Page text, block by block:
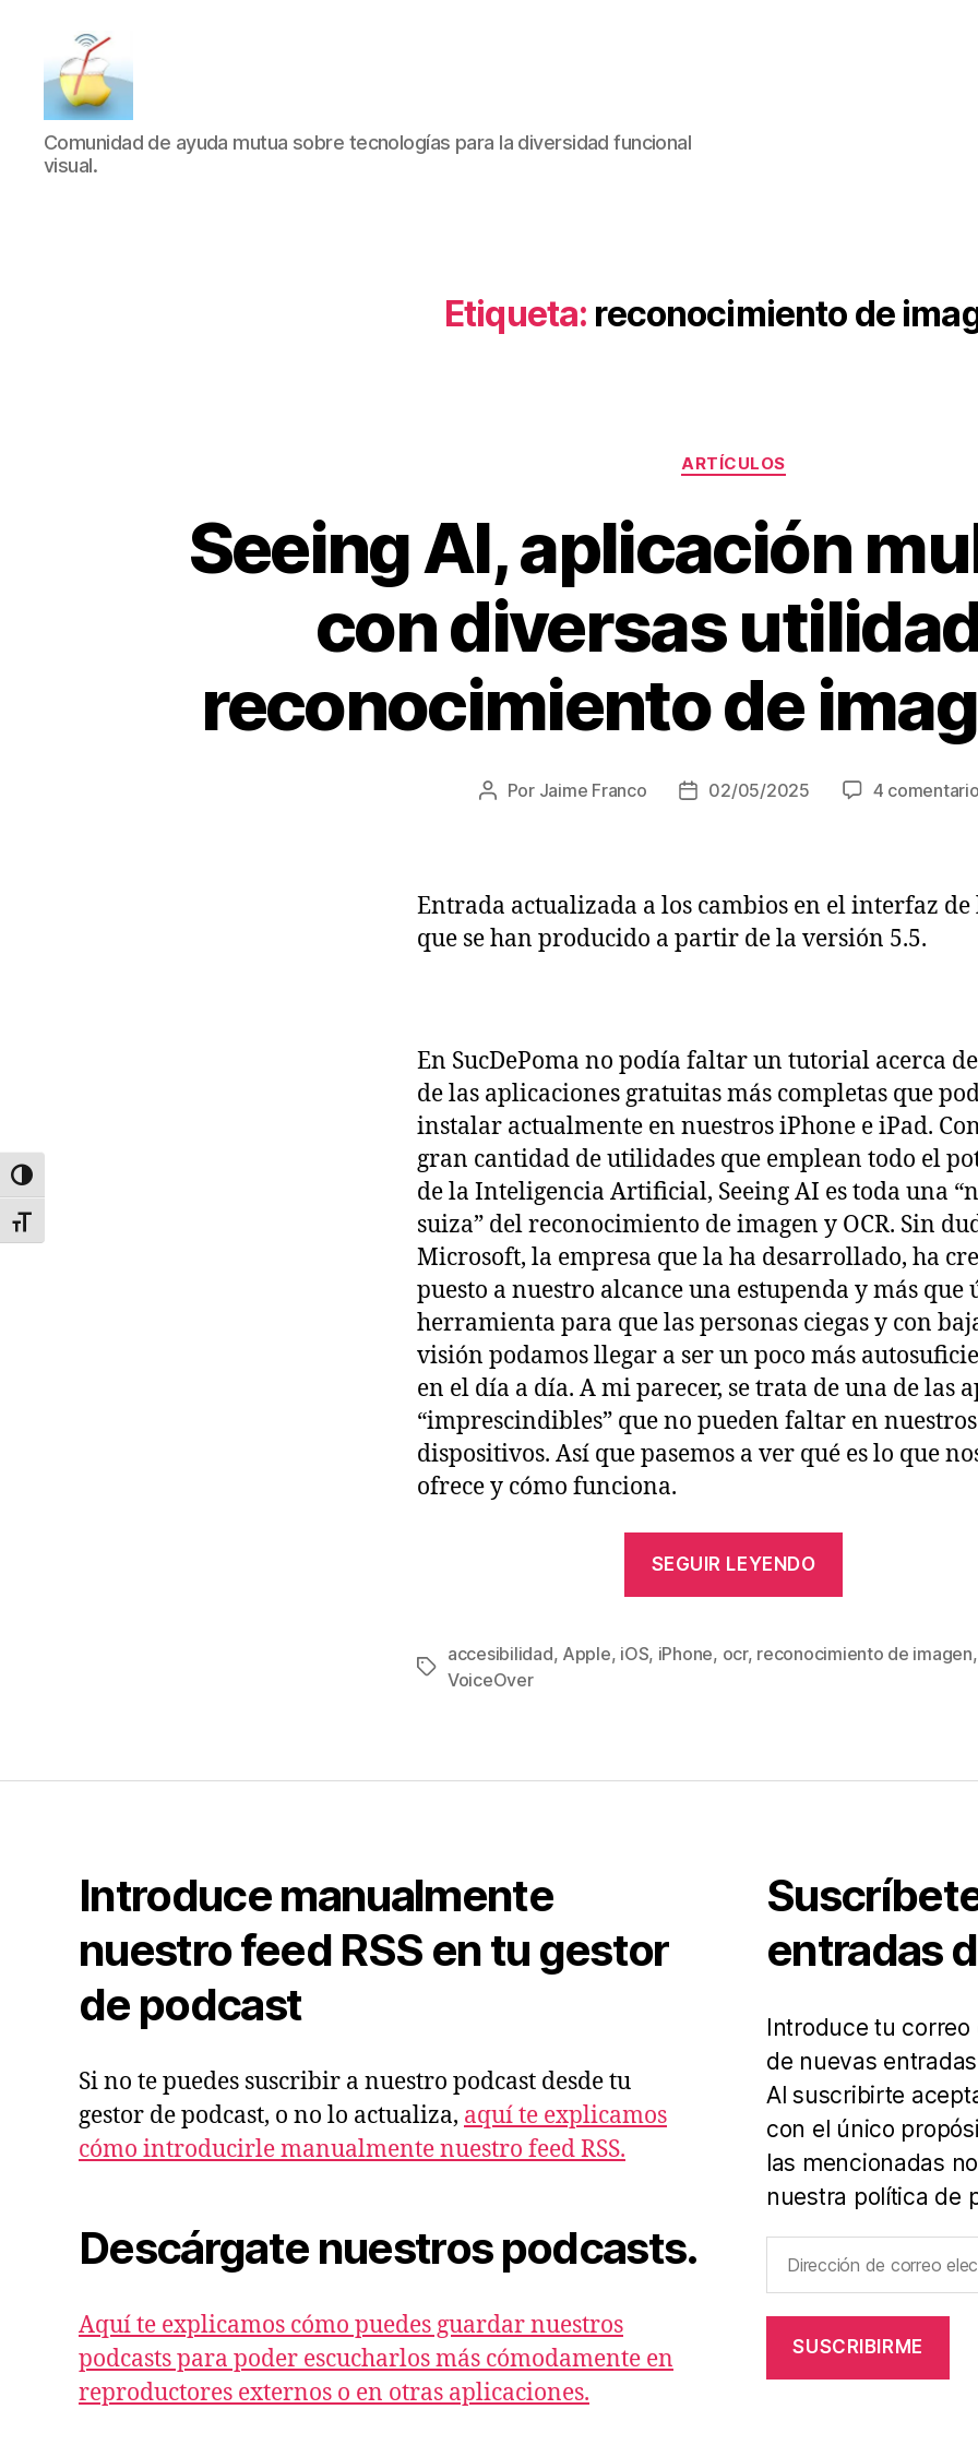
ALTERNAR ALTO CONTRASTE
ALTERNAR TAMAÑO DE LETRA
SucDePoma
Comunidad de ayuda mutua sobre tecnologías para la diversidad funcional
visual.
Etiqueta: reconocimiento de
Categorías
ARTÍCULOS
Seeing AI, aplicación
con diversas
reconocimiento de
Autor
Por Jaime Franco
Fecha02/05/2025 4
Entrada actualizada a los cambios en el interfaz de
que se han producido a partir de la versión 5.5.
En SucDePoma no podía faltar un tutorial acerca
de las aplicaciones gratuitas más completas que
instalar actualmente en nuestros iPhone e iPad.
gran cantidad de utilidades que emplean todo el
de la Inteligencia Artificial, Seeing AI es toda una
suiza” del reconocimiento de imagen y OCR. Sin
Microsoft, la empresa que la ha desarrollado, ha
puesto a nuestro alcance una estupenda y más que
herramienta para que las personas ciegas y con
visión podamos llegar a ser un poco más
en el día a día. A mi parecer, se trata de una de las
“imprescindibles” que no pueden faltar en nuestros
dispositivos. Así que pasemos a ver qué es lo que
ofrece y cómo funciona.
SEGUIR LEYENDO
multifunción
de
imagen
y
OCR»
Etiquetas
accesibilidad, Apple, iOS, iPhone, ocr, reconocimiento de imagen,
VoiceOver
Introduce manualmente
nuestro feed RSS en tu gestor
de podcast
Si no te puedes suscribir a nuestro podcast desde tu
gestor de podcast, o no lo actualiza, aquí te explicamos
cómo introducirle manualmente nuestro feed RSS.
Descárgate nuestros podcasts.
Aquí te explicamos cómo puedes guardar nuestros
podcasts para poder escucharlos más cómodamente en
reproductores externos o en otras aplicaciones.
entradas
Introduce tu
de nuevas
Al suscribirte
con el único
las mencionadas
nuestra política de
correo
SUSCRIBIRME